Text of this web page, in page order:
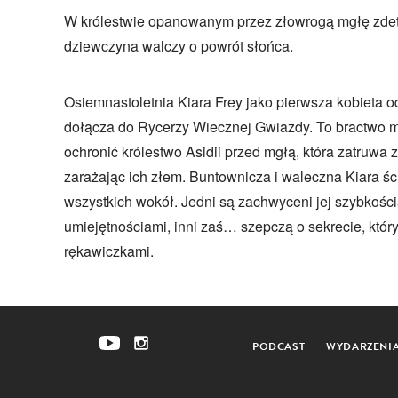
W królestwie opanowanym przez złowrogą mgłę
dziewczyna walczy o powrót słońca.
Osiemnastoletnia Kiara Frey jako pierwsza kobieta
dołącza do Rycerzy Wiecznej Gwiazdy. To bractwo
ochronić królestwo Asidii przed mgłą, która zatruwa
zarażając ich złem. Buntownicza i waleczna Kiara
wszystkich wokół. Jedni są zachwyceni jej
umiejętnościami, inni zaś… szepczą o sekrecie,
rękawiczkami.
PODCAST